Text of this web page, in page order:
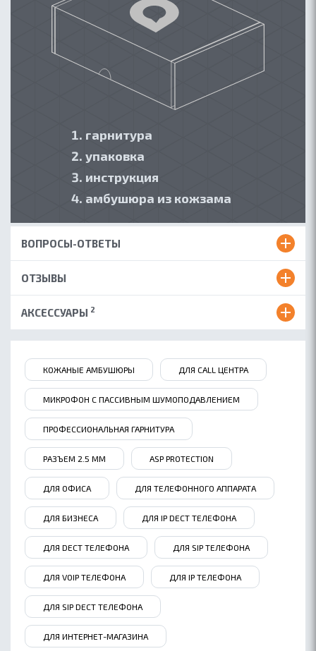
гарнитура
упаковка
инструкция
амбушюра из кожзама
ВОПРОСЫ-ОТВЕТЫ
ОТЗЫВЫ
АКСЕССУАРЫ 2
КОЖАНЫЕ АМБУШЮРЫ ДЛЯ CALL ЦЕНТРА
МИКРОФОН С ПАССИВНЫМ ШУМОПОДАВЛЕНИЕМ
ПРОФЕССИОНАЛЬНАЯ ГАРНИТУРА
РАЗЪЕМ 2.5 ММ ASP PROTECTION
ДЛЯ ОФИСА ДЛЯ ТЕЛЕФОННОГО АППАРАТА
ДЛЯ БИЗНЕСА ДЛЯ IP DECT ТЕЛЕФОНА
ДЛЯ DECT ТЕЛЕФОНА ДЛЯ SIP ТЕЛЕФОНА
ДЛЯ VOIP ТЕЛЕФОНА ДЛЯ IP ТЕЛЕФОНА
ДЛЯ SIP DECT ТЕЛЕФОНА
ДЛЯ ИНТЕРНЕТ-МАГАЗИНА